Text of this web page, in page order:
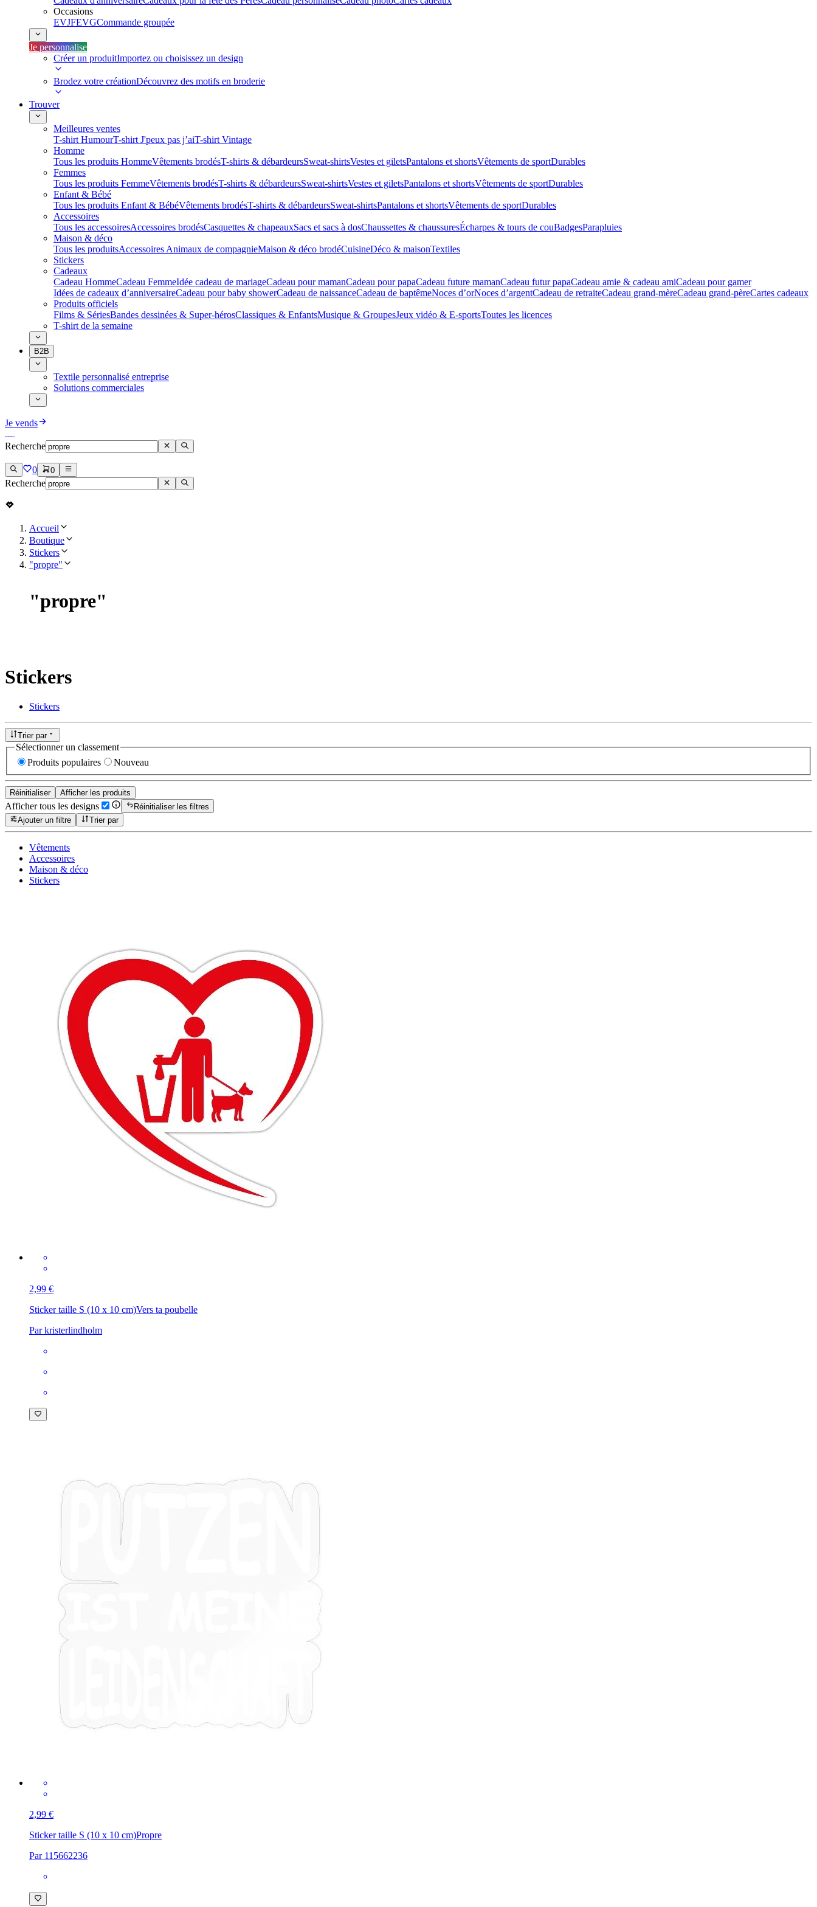
Occasions
EVJFEVGCommande groupée
Je personnalise
Créer un produitImportez ou choisissez un design
Brodez votre créationDécouvrez des motifs en broderie
Trouver
Meilleures ventes
T-shirt HumourT-shirt J'peux pas j’aiT-shirt Vintage
Homme
Tous les produits HommeVêtements brodésT-shirts & débardeursSweat-shirtsVestes et giletsPantalons et shortsVêtements de sportDurables
Femmes
Tous les produits FemmeVêtements brodésT-shirts & débardeursSweat-shirtsVestes et giletsPantalons et shortsVêtements de sportDurables
Enfant & Bébé
Tous les produits Enfant & BébéVêtements brodésT-shirts & débardeursSweat-shirtsPantalons et shortsVêtements de sportDurables
Accessoires
Tous les accessoiresAccessoires brodésCasquettes & chapeauxSacs et sacs à dosChaussettes & chaussuresÉcharpes & tours de couBadgesParapluies
Maison & déco
Tous les produitsAccessoires Animaux de compagnieMaison & déco brodéCuisineDéco & maisonTextiles
Stickers
Cadeaux
Cadeau HommeCadeau FemmeIdée cadeau de mariage​Cadeau pour mamanCadeau pour papaCadeau future mamanCadeau futur papaCadeau amie & cadeau amiCadeau pour gamer
Idées de cadeaux d’anniversaireCadeau pour baby showerCadeau de naissanceCadeau de baptêmeNoces d’orNoces d’argentCadeau de retraiteCadeau grand-mèreCadeau grand-pèreCartes cadeaux
Produits officiels
Films & SériesBandes dessinées & Super-hérosClassiques & EnfantsMusique & GroupesJeux vidéo & E-sportsToutes les licences
T-shirt de la semaine
B2B
Textile personnalisé entreprise
Solutions commerciales
Je vends
Recherche
0 0
Recherche
Accueil
Boutique
Stickers
"propre"
"propre"
Stickers
Stickers
Trier par
Sélectionner un classement
Produits populaires
Nouveau
Réinitialiser Afficher les produits
Afficher tous les designs
Réinitialiser les filtres
Ajouter un filtre
Trier par
Vêtements
Accessoires
Maison & déco
Stickers
2,99 €
Sticker taille S (10 x 10 cm)Vers ta poubelle
Par kristerlindholm
2,99 €
Sticker taille S (10 x 10 cm)Propre
Par 115662236